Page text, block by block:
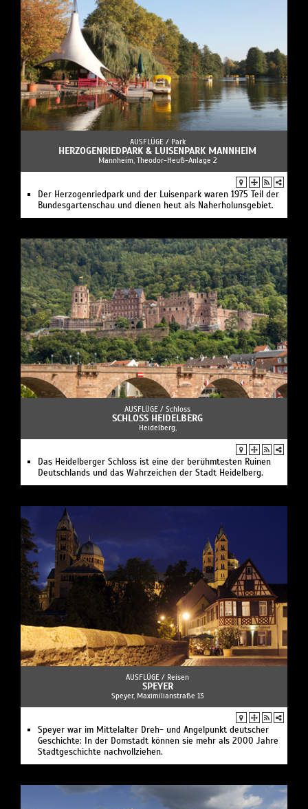
AUSFLÜGE / Park
HERZOGENRIEDPARK & LUISENPARK MANNHEIM
Mannheim, Theodor-Heuß-Anlage 2
Der Herzogenriedpark und der Luisenpark waren 1975 Teil der
Bundesgartenschau und dienen heut als Naherholunsgebiet.
AUSFLÜGE / Schloss
SCHLOSS HEIDELBERG
Heidelberg,
Das Heidelberger Schloss ist eine der berühmtesten Ruinen
Deutschlands und das Wahrzeichen der Stadt Heidelberg.
AUSFLÜGE / Reisen
SPEYER
Speyer, Maximilianstraße 13
Speyer war im Mittelalter Dreh- und Angelpunkt deutscher
Geschichte: In der Domstadt können sie mehr als 2000 Jahre
Stadtgeschichte nachvollziehen.